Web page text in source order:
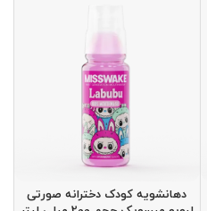
دهانشویه کودک دخترانه صورتی